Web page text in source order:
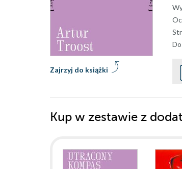
Zajrzyj do książki
Kup w zestawie z